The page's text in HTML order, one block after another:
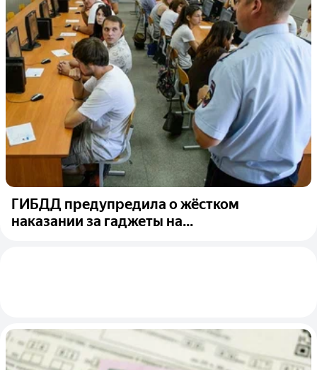
ГИБДД предупредила о жёстком
наказании за гаджеты на...